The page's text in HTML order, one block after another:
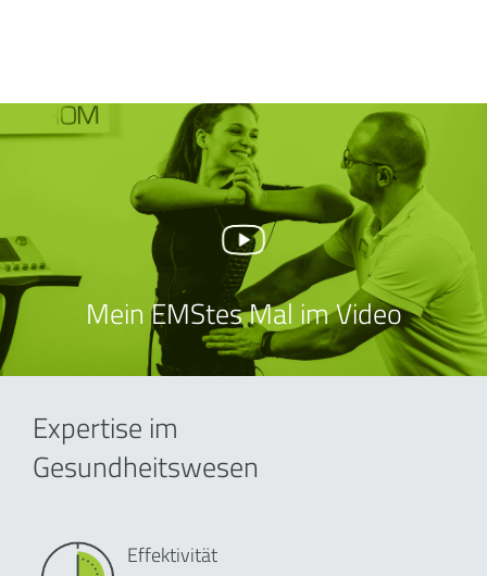
Mein EMStes Mal im Video
Expertise im
Gesundheitswesen
Effektivität